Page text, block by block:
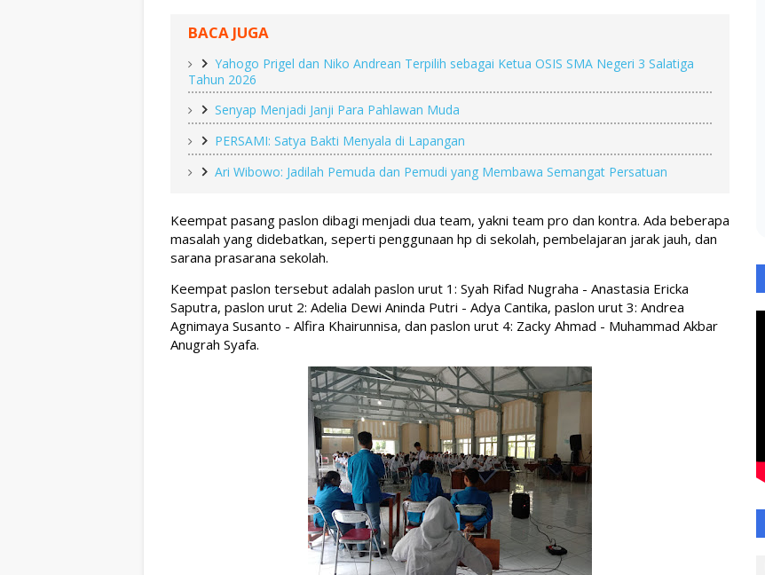
BACA JUGA
Yahogo Prigel dan Niko Andrean Terpilih sebagai Ketua OSIS SMA Negeri 3 Salatiga
Tahun 2026
Senyap Menjadi Janji Para Pahlawan Muda
PERSAMI: Satya Bakti Menyala di Lapangan
Ari Wibowo: Jadilah Pemuda dan Pemudi yang Membawa Semangat Persatuan
Keempat pasang paslon dibagi menjadi dua team, yakni team pro dan kontra. Ada beberapa
masalah yang didebatkan, seperti penggunaan hp di sekolah, pembelajaran jarak jauh, dan
sarana prasarana sekolah.
Keempat paslon tersebut adalah paslon urut 1: Syah Rifad Nugraha - Anastasia Ericka
Saputra, paslon urut 2: Adelia Dewi Aninda Putri - Adya Cantika, paslon urut 3: Andrea
Agnimaya Susanto - Alfira Khairunnisa, dan paslon urut 4: Zacky Ahmad - Muhammad Akbar
Anugrah Syafa.